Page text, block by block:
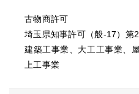
古物商許可
埼玉県知事許可（般-17）第
建築工事業、大工工事業、
上工事業